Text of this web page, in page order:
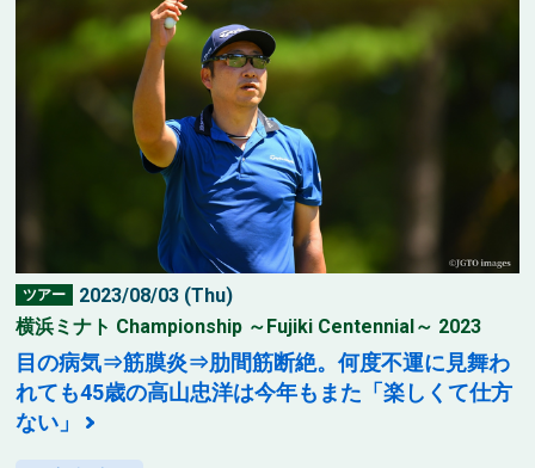
ツアー
2023/08/03 (Thu)
横浜ミナト Championship ～Fujiki Centennial～ 2023
目の病気⇒筋膜炎⇒肋間筋断絶。何度不運に見舞わ
れても45歳の高山忠洋は今年もまた「楽しくて仕方
ない」